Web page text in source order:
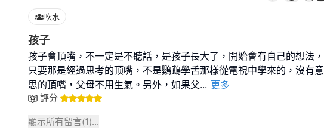
吹水
孩子
孩子會頂嘴，不一定是不聽話，是孩子長大了，開始會有自己的想法，
只要那是經過思考的顶嘴，不是鸚鵡學舌那樣從電視中學來的，沒有意
思的頂嘴，父母不用生氣。另外，如果父... 更多
評分
顯示所有留言(1)...